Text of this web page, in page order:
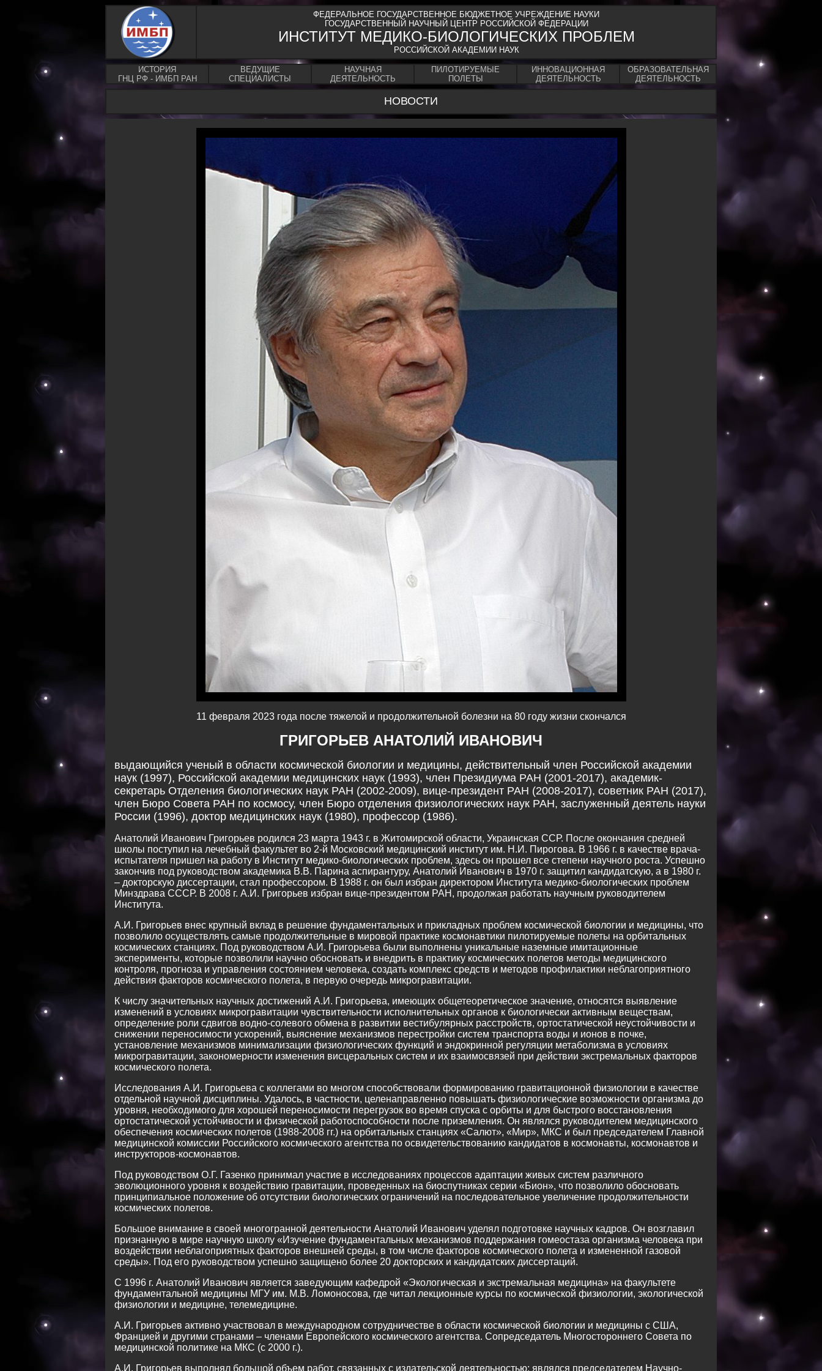
ФЕДЕРАЛЬНОЕ ГОСУДАРСТВЕННОЕ БЮДЖЕТНОЕ УЧРЕЖДЕНИЕ НАУКИ
ГОСУДАРСТВЕННЫЙ НАУЧНЫЙ ЦЕНТР РОССИЙСКОЙ ФЕДЕРАЦИИ
ИНСТИТУТ МЕДИКО-БИОЛОГИЧЕСКИХ ПРОБЛЕМ
РОССИЙСКОЙ АКАДЕМИИ НАУК
ИСТОРИЯ
ГНЦ РФ - ИМБП РАН
ВЕДУЩИЕ
СПЕЦИАЛИСТЫ
НАУЧНАЯ
ДЕЯТЕЛЬНОСТЬ
ПИЛОТИРУЕМЫЕ
ПОЛЕТЫ
ИННОВАЦИОННАЯ
ДЕЯТЕЛЬНОСТЬ
ОБРАЗОВАТЕЛЬНАЯ
ДЕЯТЕЛЬНОСТЬ
НОВОСТИ
11 февраля 2023 года после тяжелой и продолжительной болезни на 80 году жизни скончался
ГРИГОРЬЕВ АНАТОЛИЙ ИВАНОВИЧ
выдающийся ученый в области космической биологии и медицины, действительный член Российской академии
наук (1997), Российской академии медицинских наук (1993), член Президиума РАН (2001-2017), академик-
секретарь Отделения биологических наук РАН (2002-2009), вице-президент РАН (2008-2017), советник РАН (2017),
член Бюро Совета РАН по космосу, член Бюро отделения физиологических наук РАН, заслуженный деятель науки
России (1996), доктор медицинских наук (1980), профессор (1986).
Анатолий Иванович Григорьев родился 23 марта 1943 г. в Житомирской области, Украинская ССР. После окончания средней
школы поступил на лечебный факультет во 2-й Московский медицинский институт им. Н.И. Пирогова. В 1966 г. в качестве врача-
испытателя пришел на работу в Институт медико-биологических проблем, здесь он прошел все степени научного роста. Успешно
закончив под руководством академика В.В. Парина аспирантуру, Анатолий Иванович в 1970 г. защитил кандидатскую, а в 1980 г.
– докторскую диссертации, стал профессором. В 1988 г. он был избран директором Института медико-биологических проблем
Минздрава СССР. В 2008 г. А.И. Григорьев избран вице-президентом РАН, продолжая работать научным руководителем
Института.
А.И. Григорьев внес крупный вклад в решение фундаментальных и прикладных проблем космической биологии и медицины, что
позволило осуществлять самые продолжительные в мировой практике космонавтики пилотируемые полеты на орбитальных
космических станциях. Под руководством А.И. Григорьева были выполнены уникальные наземные имитационные
эксперименты, которые позволили научно обосновать и внедрить в практику космических полетов методы медицинского
контроля, прогноза и управления состоянием человека, создать комплекс средств и методов профилактики неблагоприятного
действия факторов космического полета, в первую очередь микрогравитации.
К числу значительных научных достижений А.И. Григорьева, имеющих общетеоретическое значение, относятся выявление
изменений в условиях микрогравитации чувствительности исполнительных органов к биологически активным веществам,
определение роли сдвигов водно-солевого обмена в развитии вестибулярных расстройств, ортостатической неустойчивости и
снижении переносимости ускорений, выяснение механизмов перестройки систем транспорта воды и ионов в почке,
установление механизмов минимализации физиологических функций и эндокринной регуляции метаболизма в условиях
микрогравитации, закономерности изменения висцеральных систем и их взаимосвязей при действии экстремальных факторов
космического полета.
Исследования А.И. Григорьева с коллегами во многом способствовали формированию гравитационной физиологии в качестве
отдельной научной дисциплины. Удалось, в частности, целенаправленно повышать физиологические возможности организма до
уровня, необходимого для хорошей переносимости перегрузок во время спуска с орбиты и для быстрого восстановления
ортостатической устойчивости и физической работоспособности после приземления. Он являлся руководителем медицинского
обеспечения космических полетов (1988-2008 гг.) на орбитальных станциях «Салют», «Мир», МКС и был председателем Главной
медицинской комиссии Российского космического агентства по освидетельствованию кандидатов в космонавты, космонавтов и
инструкторов-космонавтов.
Под руководством О.Г. Газенко принимал участие в исследованиях процессов адаптации живых систем различного
эволюционного уровня к воздействию гравитации, проведенных на биоспутниках серии «Бион», что позволило обосновать
принципиальное положение об отсутствии биологических ограничений на последовательное увеличение продолжительности
космических полетов.
Большое внимание в своей многогранной деятельности Анатолий Иванович уделял подготовке научных кадров. Он возглавил
признанную в мире научную школу «Изучение фундаментальных механизмов поддержания гомеостаза организма человека при
воздействии неблагоприятных факторов внешней среды, в том числе факторов космического полета и измененной газовой
среды». Под его руководством успешно защищено более 20 докторских и кандидатских диссертаций.
С 1996 г. Анатолий Иванович является заведующим кафедрой «Экологическая и экстремальная медицина» на факультете
фундаментальной медицины МГУ им. М.В. Ломоносова, где читал лекционные курсы по космической физиологии, экологической
физиологии и медицине, телемедицине.
А.И. Григорьев активно участвовал в международном сотрудничестве в области космической биологии и медицины с США,
Францией и другими странами – членами Европейского космического агентства. Сопредседатель Многостороннего Совета по
медицинской политике на МКС (с 2000 г.).
А.И. Григорьев выполнял большой объем работ, связанных с издательской деятельностью: являлся председателем Научно-